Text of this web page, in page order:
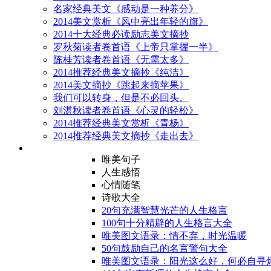
名家经典美文《感动是一种养分》
2014美文赏析《风中亮出年轻的旗》
2014十大经典必读励志美文摘抄
罗秋菊读者卷首语《上帝只掌握一半》
陈桂芳读者卷首语《无需太多》
2014推荐经典美文摘抄《纯洁》
2014美文摘抄《跳起来摘苹果》
我们可以转身，但是不必回头。
刘湛秋读者卷首语《心灵的轻松》
2014推荐经典美文赏析《青杨》
2014推荐经典美文摘抄《走出去》
唯美句子
人生感悟
心情随笔
诗歌大全
20句充满智慧光芒的人生格言
100句十分精辟的人生格言大全
唯美图文语录：情不弃，时光温暖
50句鼓励自己的名言警句大全
唯美图文语录：阳光这么好，何必自寻